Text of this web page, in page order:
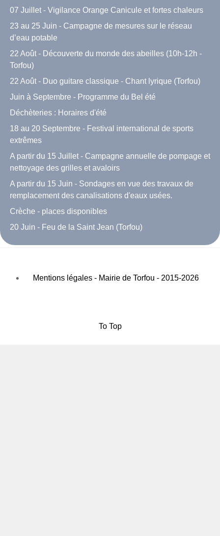
07 Juillet - Vigilance Orange Canicule et fortes chaleurs
23 au 25 Juin - Campagne de mesures sur le réseau
d’eau potable
22 Août - Découverte du monde des abeilles (10h-12h -
Torfou)
22 Août - Duo guitare classique - Chant lyrique (Torfou)
Juin à Septembre - Programme du Bel été
Déchèteries : Horaires d'été
18 au 20 Septembre - Festival international de sports
extrêmes
A partir du 15 Juillet - Campagne annuelle de pompage et
nettoyage des grilles et avaloirs
A partir du 15 Juin - Sondages en vue des travaux de
remplacement des canalisations d'eaux usées.
Crèche - places disponibles
20 Juin - Feu de la Saint Jean (Torfou)
Mentions légales - Mairie de Torfou - 2015-2026
To Top